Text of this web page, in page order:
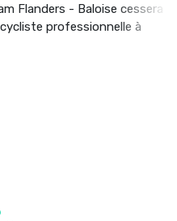
Flanders - Baloise cessera
professionnelle à